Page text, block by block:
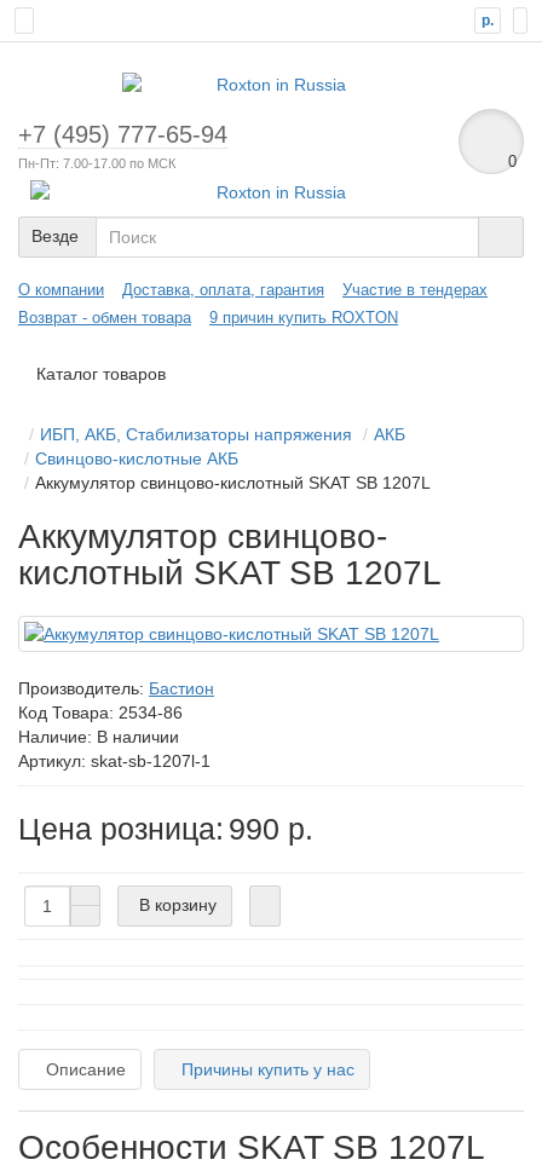
р.
+7 (495) 777-65-94
Пн-Пт: 7.00-17.00 по МСК 0
Везде
О компании Доставка, оплата, гарантия
Участие в тендерах
Возврат - обмен товара
9 причин купить ROXTON
Каталог товаров
ИБП, АКБ, Стабилизаторы напряжения
АКБ
Свинцово-кислотные АКБ
Аккумулятор свинцово-кислотный SKAT SB 1207L
Аккумулятор свинцово-
кислотный SKAT SB 1207L
Производитель: Бастион
Код Товара: 2534-86
Наличие: В наличии
Артикул: skat-sb-1207l-1
Цена розница: 990 р.
В корзину
Описание Причины купить у нас
Особенности SKAT SB 1207L